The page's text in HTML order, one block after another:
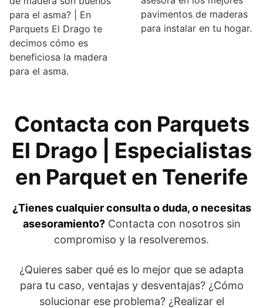
para el asma? | En
Parquets El Drago te
decimos cómo es
beneficiosa la madera
para el asma.
pavimentos de maderas
para instalar en tu hogar.
Contacta con Parquets
El Drago | Especialistas
en Parquet en Tenerife
¿Tienes cualquier consulta o duda, o necesitas
asesoramiento?Contacta con nosotros sin
compromiso y la resolveremos.
¿Quieres saber qué es lo mejor que se adapta
para tu caso, ventajas y desventajas? ¿Cómo
solucionar ese problema? ¿Realizar el